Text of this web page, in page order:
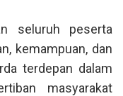
seluruh peserta
kemampuan, dan
terdepan dalam
masyarakat